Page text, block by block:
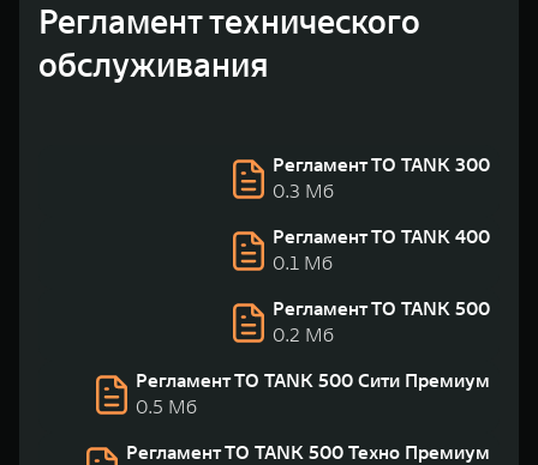
Регламент технического
обслуживания
Регламент ТО TANK 300
0.3 Мб
Регламент ТО TANK 400
0.1 Мб
Регламент ТО TANK 500
0.2 Мб
Регламент ТО TANK 500 Сити Премиум
0.5 Мб
Регламент ТО TANK 500 Техно Премиум